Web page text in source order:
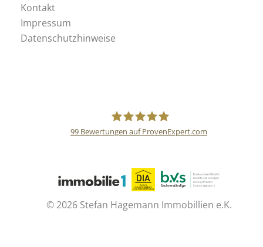
Kontakt
Impressum
Datenschutzhinweise
Immobilien e.K.
99 Bewertungen auf ProvenExpert.com
©2026 Stefan Hagemann Immobillien e.K.